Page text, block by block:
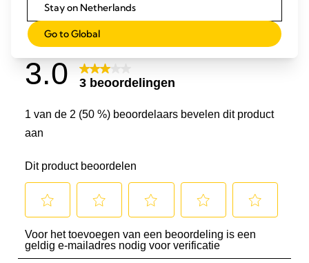
Stay on Netherlands
Go to Global